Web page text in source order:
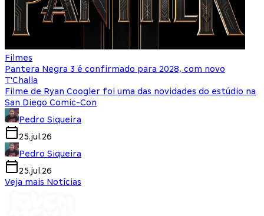
Filmes
Pantera Negra 3 é confirmado para 2028, com novo
T'Challa
Filme de Ryan Coogler foi uma das novidades do estúdio na
San Diego Comic-Con
Pedro Siqueira
25.jul.26
Pedro Siqueira
25.jul.26
Veja mais Notícias